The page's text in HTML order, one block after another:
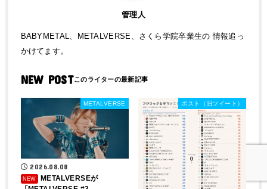
管理人
BABYMETAL、METALVERSE、さくら学院卒業生の 情報追っ
かけてます。
NEW POST
METALVERSE
2026.08.08
METALVERSEが
ポスト（旧ツイート）